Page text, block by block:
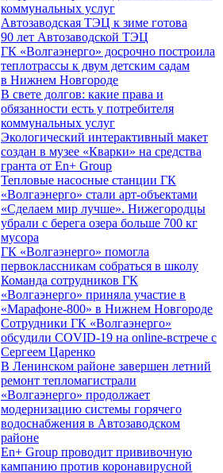
коммунальных услуг
Автозаводская ТЭЦ к зиме готова
90 лет Автозаводской ТЭЦ
ГК «Волгаэнерго» досрочно построила
теплотрассы к двум детским садам
в Нижнем Новгороде
В свете долгов: какие права и
обязанности есть у потребителя
коммунальных услуг
Экологический интерактивный макет
создан в музее «Кварки» на средства
гранта от En+ Group
Тепловые насосные станции ГК
«Волгаэнерго» стали арт-объектами
«Сделаем мир лучше». Нижегородцы
убрали с берега озера больше 700 кг
мусора
ГК «Волгаэнерго» помогла
первоклассникам собраться в школу
Команда сотрудников ГК
«Волгаэнерго» приняла участие в
«Марафоне-800» в Нижнем Новгороде
Сотрудники ГК «Волгаэнерго»
обсудили COVID-19 на online-встрече с
Сергеем Царенко
В Ленинском районе завершен летний
ремонт тепломагистрали
«Волгаэнерго» продолжает
модернизацию системы горячего
водоснабжения в Автозаводском
районе
En+ Group проводит прививочную
кампанию против коронавирусной